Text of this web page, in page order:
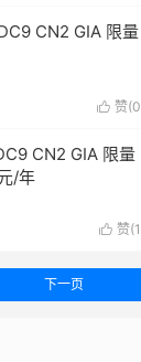
CN2 GIA 限量
 赞(0
CN2 GIA 限量
/年
 赞(1
下一页